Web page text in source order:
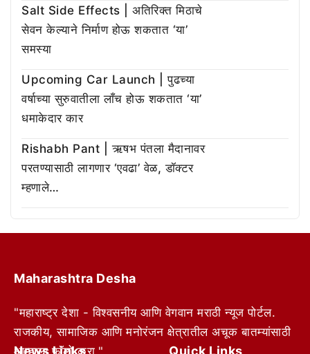
Salt Side Effects | अतिरिक्त मिठाचे
सेवन केल्याने निर्माण होऊ शकतात ‘या’
समस्या
Upcoming Car Launch | पुढच्या
वर्षाच्या सुरुवातीला लाँच होऊ शकतात ‘या’
धमाकेदार कार
Rishabh Pant | ऋषभ पंतला मैदानावर
परतण्यासाठी लागणार ‘एवढा’ वेळ, डॉक्टर
म्हणाले…
Maharashtra Desha
"महाराष्ट्र देशा - विश्वसनीय आणि वेगवान मराठी न्यूज पोर्टल.
राजकीय, सामाजिक आणि मनोरंजन क्षेत्रातील अचूक बातम्यांसाठी
आम्हाला फॉलो करा."
News Links Quick Links